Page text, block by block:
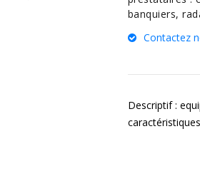
banquiers,
Contactez
Descriptif :